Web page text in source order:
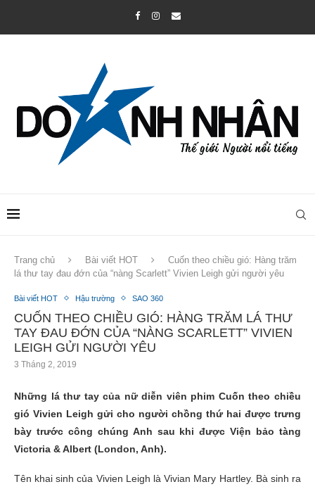
Trang chủ Bài viết HOT
Cuốn theo chiều gió: Hàng trăm
lá thư tay đau đớn của “nàng Scarlett” Vivien Leigh gửi người yêu
Bài viết HOT Hậu trường SAO 360
CUỐN THEO CHIỀU GIÓ: HÀNG TRĂM LÁ THƯ
TAY ĐAU ĐỚN CỦA “NÀNG SCARLETT” VIVIEN
LEIGH GỬI NGƯỜI YÊU
3 Tháng 2, 2019
Những lá thư tay của nữ diễn viên phim Cuốn theo chiều
gió Vivien Leigh gửi cho người chồng thứ hai được trưng
bày trước công chúng Anh sau khi được Viện bảo tàng
Victoria & Albert (London, Anh).
Tên khai sinh của Vivien Leigh là Vivian Mary Hartley. Bà sinh ra